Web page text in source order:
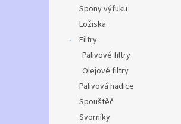
Spony výfuku
Ložiska
Filtry
Palivové filtry
Olejové filtry
Palivová hadice
Spouštěč
Svorníky